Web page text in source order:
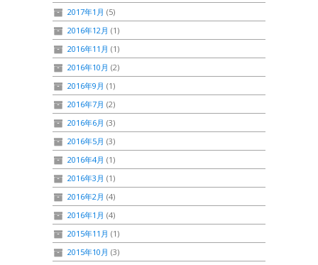
2017年1月 (5)
2016年12月 (1)
2016年11月 (1)
2016年10月 (2)
2016年9月 (1)
2016年7月 (2)
2016年6月 (3)
2016年5月 (3)
2016年4月 (1)
2016年3月 (1)
2016年2月 (4)
2016年1月 (4)
2015年11月 (1)
2015年10月 (3)